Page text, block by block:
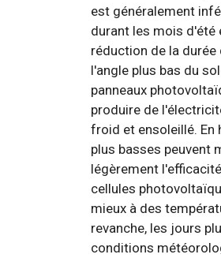
est généralement
durant les mois d'été
réduction de la
l'angle plus bas du
panneaux
produire de
froid et ensoleillé. En
plus basses peuvent
légèrement
cellules
mieux à des
revanche, les jours
conditions